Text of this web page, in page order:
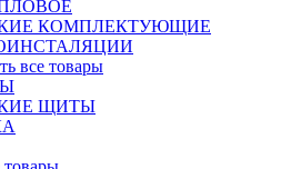
КОМПЛЕКТУЮЩИЕ
все товары
ЩИТЫ